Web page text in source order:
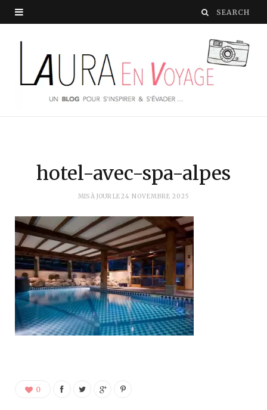
hotel-avec-spa-alpes
MIS À JOUR LE24 NOVEMBRE 2025
0